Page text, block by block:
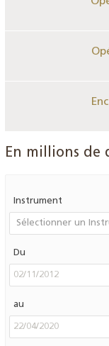
En millions de
Instrument
Du
au